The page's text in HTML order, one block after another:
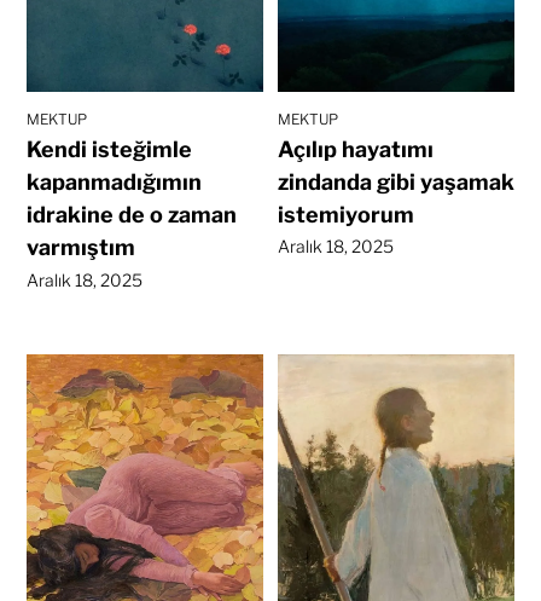
MEKTUP
Kendi isteğimle
kapanmadığımın
idrakine de o zaman
varmıştım
Aralık 18, 2025
MEKTUP
Açılıp hayatımı
zindanda gibi yaşamak
istemiyorum
Aralık 18, 2025